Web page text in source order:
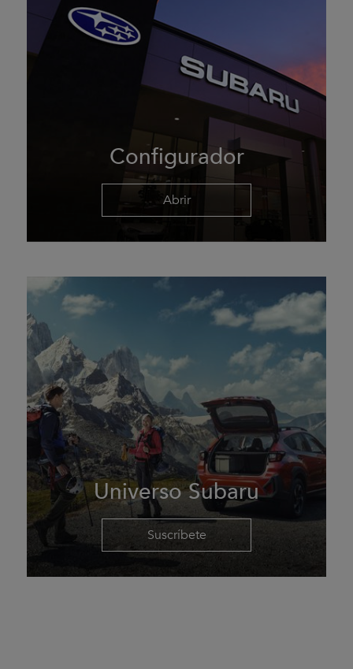
Configurador
Abrir
Universo Subaru
Suscríbete